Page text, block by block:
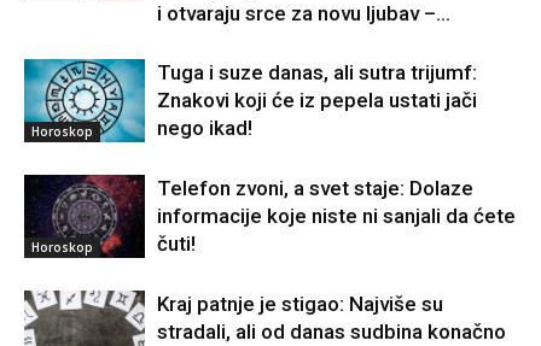
i otvaraju srce za novu ljubav –...
Horoskop
Tuga i suze danas, ali sutra trijumf:
Znakovi koji će iz pepela ustati jači
nego ikad!
Horoskop
Telefon zvoni, a svet staje: Dolaze
informacije koje niste ni sanjali da ćete
čuti!
Kraj patnje je stigao: Najviše su
stradali, ali od danas sudbina konačno